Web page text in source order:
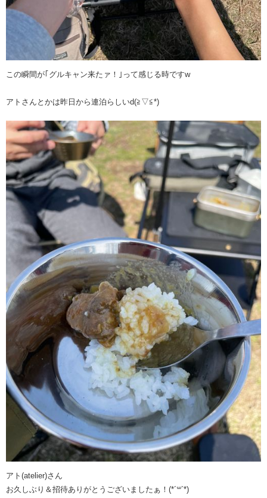
この瞬間が｢グルキャン来たァ！｣って感じる時ですw
アトさんとかは昨日から連泊らしいd(≧▽≦*)
アト(atelier)さん
お久しぶり＆招待ありがとうございましたぁ！(*´꒳`*)